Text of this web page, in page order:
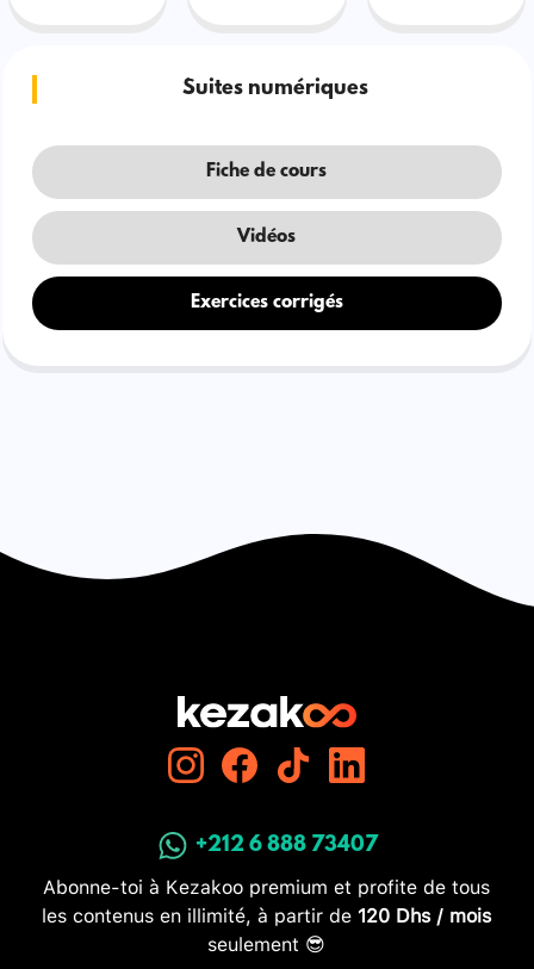
Suites numériques
Fiche de cours
Vidéos
Exercices corrigés
+212 6 888 73407
Abonne-toi à Kezakoo premium et profite de tous
les contenus en illimité, à partir de 120 Dhs / mois
seulement 😎